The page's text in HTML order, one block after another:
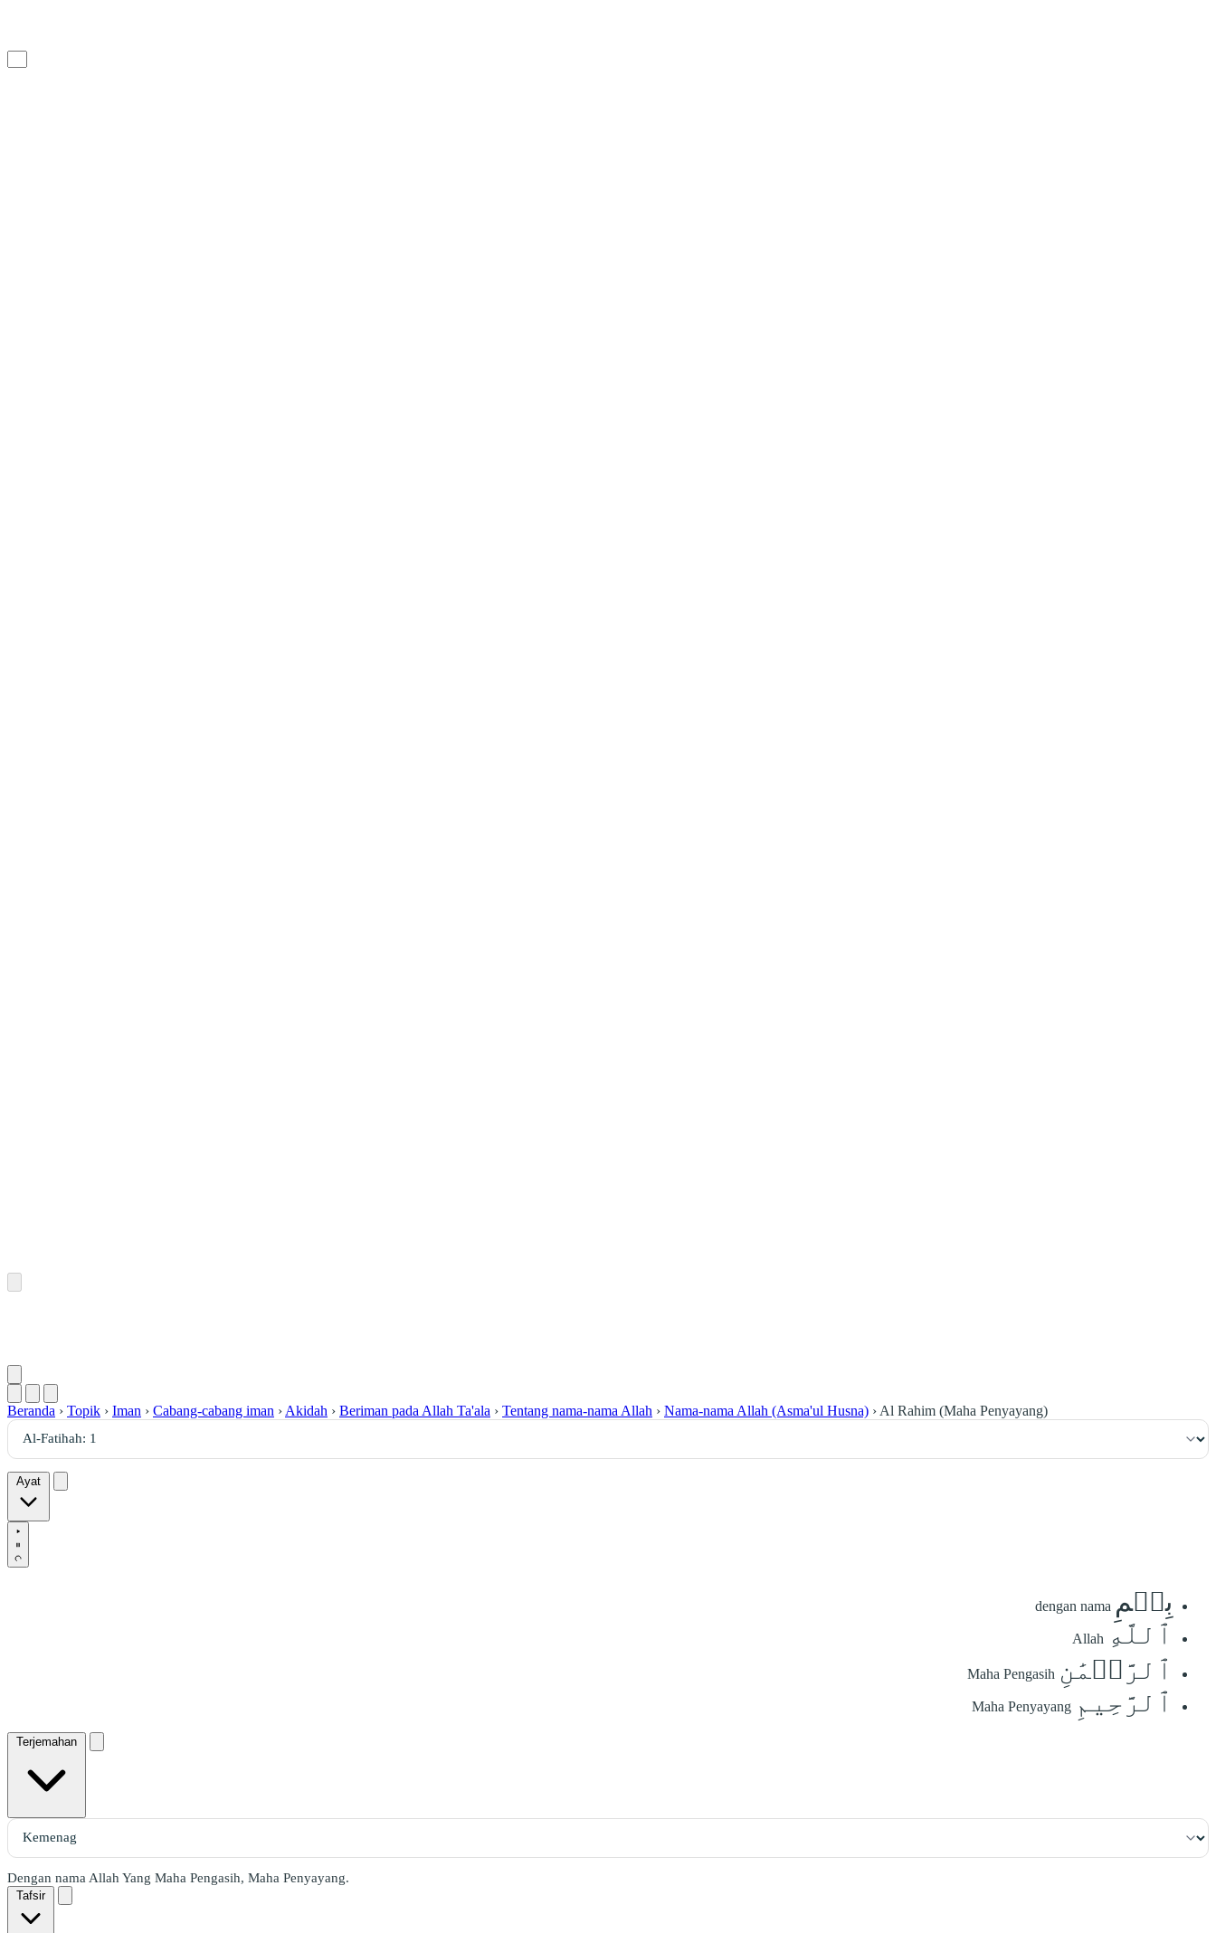
Beranda › Topik › Iman › Cabang-cabang iman › Akidah › Beriman pada Allah Ta'ala › Tentang nama-nama Allah › Nama-nama Allah (Asma'ul Husna) › Al Rahim (Maha Penyayang)
Ayat
بِسۡمِ dengan nama
ٱللَّهِ Allah
ٱلرَّحۡمَٰنِ Maha Pengasih
ٱلرَّحِيمِ Maha Penyayang
Terjemahan
Dengan nama Allah Yang Maha Pengasih, Maha Penyayang.
Tafsir